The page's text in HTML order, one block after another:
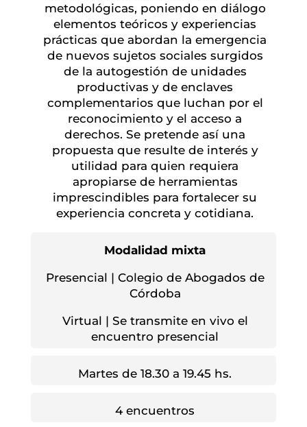
metodológicas, poniendo en diálogo
elementos teóricos y experiencias
prácticas que abordan la emergencia
de nuevos sujetos sociales surgidos
de la autogestión de unidades
productivas y de enclaves
complementarios que luchan por el
reconocimiento y el acceso a
derechos. Se pretende así una
propuesta que resulte de interés y
utilidad para quien requiera
apropiarse de herramientas
imprescindibles para fortalecer su
experiencia concreta y cotidiana.
Modalidad mixta
Presencial | Colegio de Abogados de
Córdoba
Virtual | Se transmite en vivo el
encuentro presencial
Martes de 18.30 a 19.45 hs.
4 encuentros